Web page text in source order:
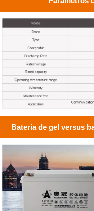
Batería de gel versus